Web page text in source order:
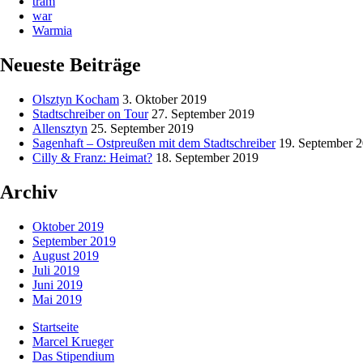
war
Warmia
Neueste Beiträge
Olsztyn Kocham 3. Oktober 2019
Stadtschreiber on Tour 27. September 2019
Allensztyn 25. September 2019
Sagenhaft – Ostpreußen mit dem Stadtschreiber 19. September
Cilly & Franz: Heimat? 18. September 2019
Archiv
Oktober 2019
September 2019
August 2019
Juli 2019
Juni 2019
Mai 2019
Startseite
Marcel Krueger
Das Stipendium